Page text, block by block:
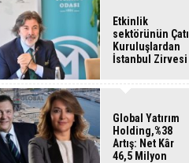
Etkinlik
sektörünün Çatı
Kuruluşlardan
İstanbul Zirvesi
Global Yatırım
Holding,%38
Artış: Net Kâr
46,5 Milyon